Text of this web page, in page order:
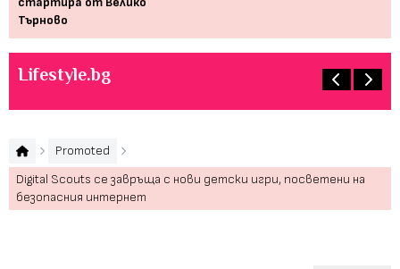
Търново
Lifestyle.bg
Promoted
Digital Scouts се завръща с нови детски игри, посветени на
безопасния интернет